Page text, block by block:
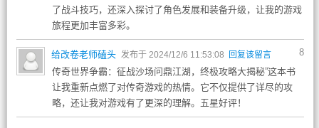
了战斗技巧，还深入探讨了角色发展和装备升级，让我的游戏
旅程更加丰富多彩。
8
给改卷老师磕头 发布于 2024/12/6 11:53:08 回复该留言
传奇世界争霸：征战沙场问鼎江湖，终极攻略大揭秘”这本书
让我重新点燃了对传奇游戏的热情。它不仅提供了详尽的攻
略，还让我对游戏有了更深的理解。五星好评！